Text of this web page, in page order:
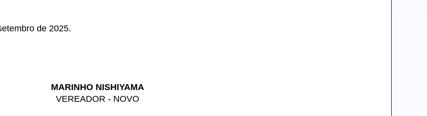
de 2025.
MARINHO NISHIYAMA
VEREADOR - NOVO